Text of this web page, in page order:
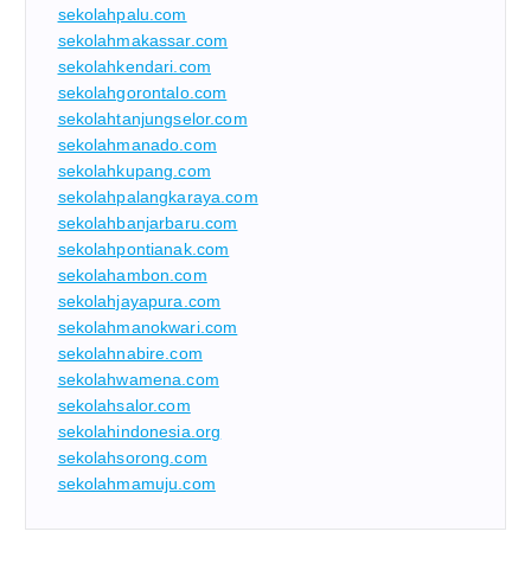
sekolahpalu.com
sekolahmakassar.com
sekolahkendari.com
sekolahgorontalo.com
sekolahtanjungselor.com
sekolahmanado.com
sekolahkupang.com
sekolahpalangkaraya.com
sekolahbanjarbaru.com
sekolahpontianak.com
sekolahambon.com
sekolahjayapura.com
sekolahmanokwari.com
sekolahnabire.com
sekolahwamena.com
sekolahsalor.com
sekolahindonesia.org
sekolahsorong.com
sekolahmamuju.com